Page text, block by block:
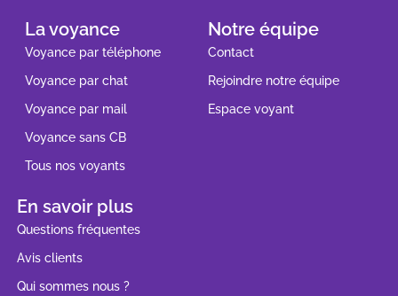
La voyance
Voyance par téléphone
Voyance par chat
Voyance par mail
Voyance sans CB
Tous nos voyants
Notre équipe
Contact
Rejoindre notre équipe
Espace voyant
En savoir plus
Questions fréquentes
Avis clients
Qui sommes nous ?